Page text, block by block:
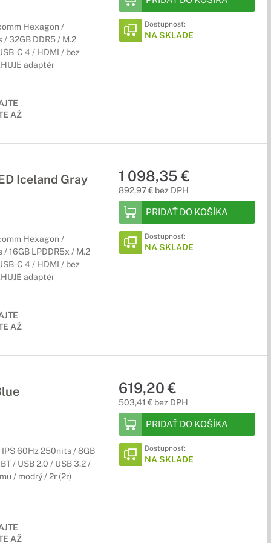
Hexagon /
32GB DDR5 / M.2
C 4 / HDMI / bez
adaptér
Dostupnosť:
NA SKLADE
AŽ
Iceland Gray
Hexagon /
16GB LPDDR5x / M.2
C 4 / HDMI / bez
adaptér
1 098,35 €
892,97 € bez DPH
PRIDAŤ DO KOŠÍKA
Dostupnosť:
NA SKLADE
AŽ
IPS 60Hz 250nits / 8GB
/ USB 2.0 / USB 3.2 /
/ modrý / 2r (2r)
619,20 €
503,41 € bez DPH
PRIDAŤ DO KOŠÍKA
Dostupnosť:
NA SKLADE
AŽ